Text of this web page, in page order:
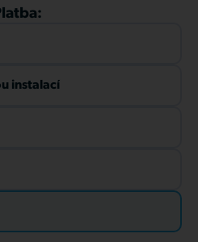
instalací